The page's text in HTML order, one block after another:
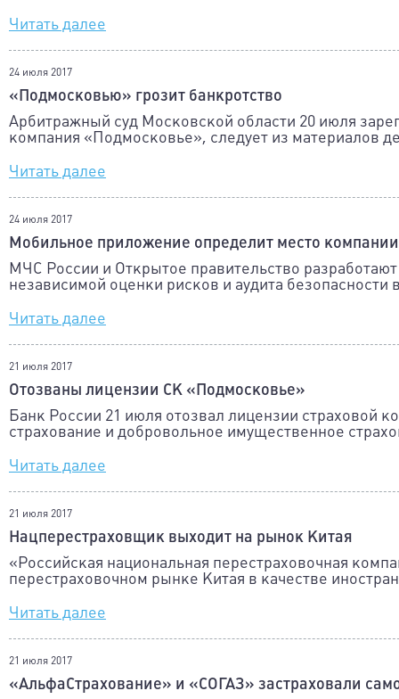
Читать далее
24 июля 2017
«Подмосковью» грозит банкротство
Арбитражный суд Московской области 20 июля
компания «Подмосковье», следует из материалов
Читать далее
24 июля 2017
Мобильное приложение определит место
МЧС России и Открытое правительство
независимой оценки рисков и аудита
Читать далее
21 июля 2017
Отозваны лицензии СК «Подмосковье»
Банк России 21 июля отозвал лицензии страховой
страхование и добровольное имущественное
Читать далее
21 июля 2017
Нацперестраховщик выходит на рынок Китая
«Российская национальная перестраховочная
перестраховочном рынке Китая в качестве
Читать далее
21 июля 2017
«АльфаСтрахование» и «СОГАЗ» застраховали